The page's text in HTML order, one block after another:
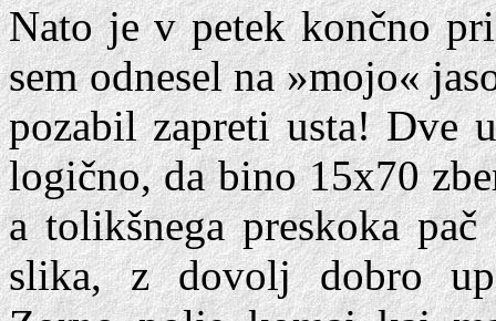
Nato je v petek končno
sem odnesel na »mojo«
pozabil zapreti usta! Dve
logično, da bino 15x70
a tolikšnega preskoka
slika, z dovolj dobro